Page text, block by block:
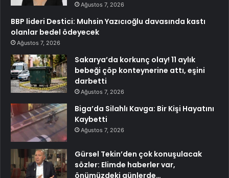
Ağustos 7, 2026
BBP lideri Destici: Muhsin Yazıcıoğlu davasında kastı
olanlar bedel ödeyecek
Ağustos 7, 2026
Sakarya’da korkunç olay! 11 aylık
bebeği çöp konteynerine attı, eşini
darbetti
Ağustos 7, 2026
Biga’da Silahlı Kavga: Bir Kişi Hayatını
Kaybetti
Ağustos 7, 2026
Gürsel Tekin’den çok konuşulacak
sözler: Elimde haberler var,
önümüzdeki günlerde…